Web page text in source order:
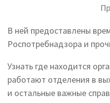
В ней предоставлены
Роспотребнадзора и
Узнать где находится
работают отделения в
и остальные важные